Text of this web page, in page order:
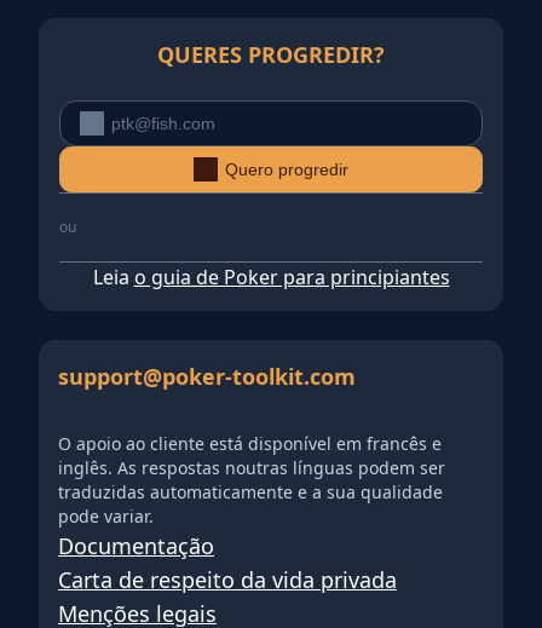
QUERES PROGREDIR?
Quero progredir
ou
Leia o guia de Poker para principiantes
support@poker-toolkit.com
O apoio ao cliente está disponível em francês e
inglês. As respostas noutras línguas podem ser
traduzidas automaticamente e a sua qualidade
pode variar.
Documentação
Carta de respeito da vida privada
Menções legais